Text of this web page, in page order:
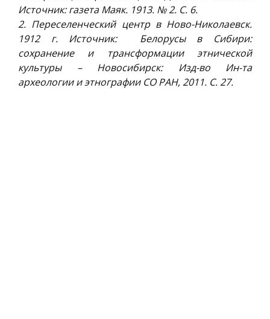
Источник: газета Маяк. 1913. № 2. С. 6.
2. Переселенческий центр в Ново-Николаевск.
1912 г. Источник: Белорусы в Сибири:
сохранение и трансформации этнической
культуры – Новосибирск: Изд-во Ин-та
археологии и этнографии СО РАН, 2011. С. 27.